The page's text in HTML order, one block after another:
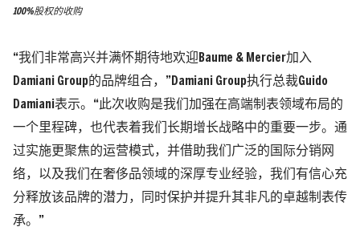
100%股权的收购
“我们非常高兴并满怀期待地欢迎Baume & Mercier加入
Damiani Group的品牌组合，”Damiani Group执行总裁Guido
Damiani表示。“此次收购是我们加强在高端制表领域布局的
一个里程碑，也代表着我们长期增长战略中的重要一步。通
过实施更聚焦的运营模式，并借助我们广泛的国际分销网
络，以及我们在奢侈品领域的深厚专业经验，我们有信心充
分释放该品牌的潜力，同时保护并提升其非凡的卓越制表传
承。”